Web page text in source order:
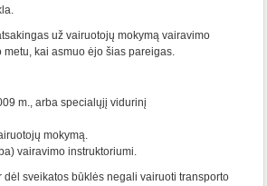
už vairuotojų mokymą vairavimo
kai asmuo ėjo šias pareigas.
m., arba specialųjį vidurinį
mokymą.
vairavimo instruktoriumi.
sveikatos būklės negali vairuoti transporto